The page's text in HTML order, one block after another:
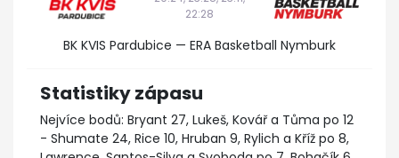
22:28
BK KVIS Pardubice — ERA Basketball Nymburk
Statistiky zápasu
Nejvíce bodů: Bryant 27, Lukeš, Kovář a Tůma po 12
- Shumate 24, Rice 10, Hruban 9, Rylich a Kříž po 8,